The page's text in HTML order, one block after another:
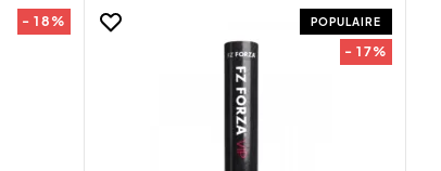
- 18% POPULAIRE
- 17%